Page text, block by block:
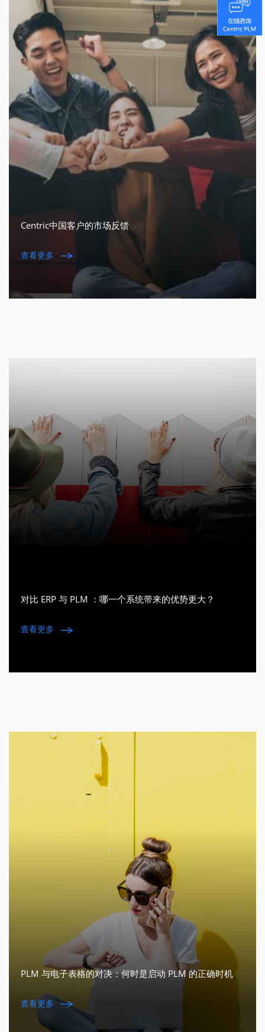
Centric中国客户的市场反馈
查看更多
对比 ERP 与 PLM ：哪一个系统带来的优势更大？
查看更多
PLM 与电子表格的对决：何时是启动 PLM 的正确时机
查看更多